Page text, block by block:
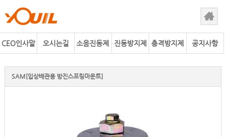
CEO인사말 오시는길 소음진동제 진동방지제 충격방지제 공지사항
SAM[입상배관용 방진스프링마운트]